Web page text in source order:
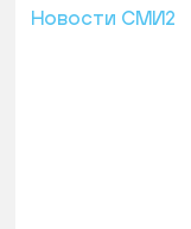
Новости СМИ2